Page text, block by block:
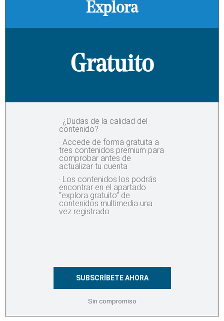
Explora
Gratuito
· ¿Dudas de la calidad del
contenido?
· Accede de forma gratuita a
tres contenidos premium para
comprobar antes de
actualizar tu cuenta
· Los contenidos los podrás
encontrar en el apartado
“explora gratuito” de
contenidos multimedia una
vez registrado
SUBSCRÍBETE AHORA
Sin compromiso